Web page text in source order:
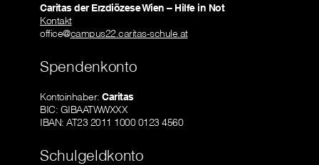
Caritas der Erzdiözese Wien – Hilfe in Not
Kontakt
office@campus22.caritas-schule.at
Spendenkonto
Kontoinhaber: Caritas
BIC: GIBAATWWXXX
IBAN: AT23 2011 1000 0123 4560
Schulgeldkonto